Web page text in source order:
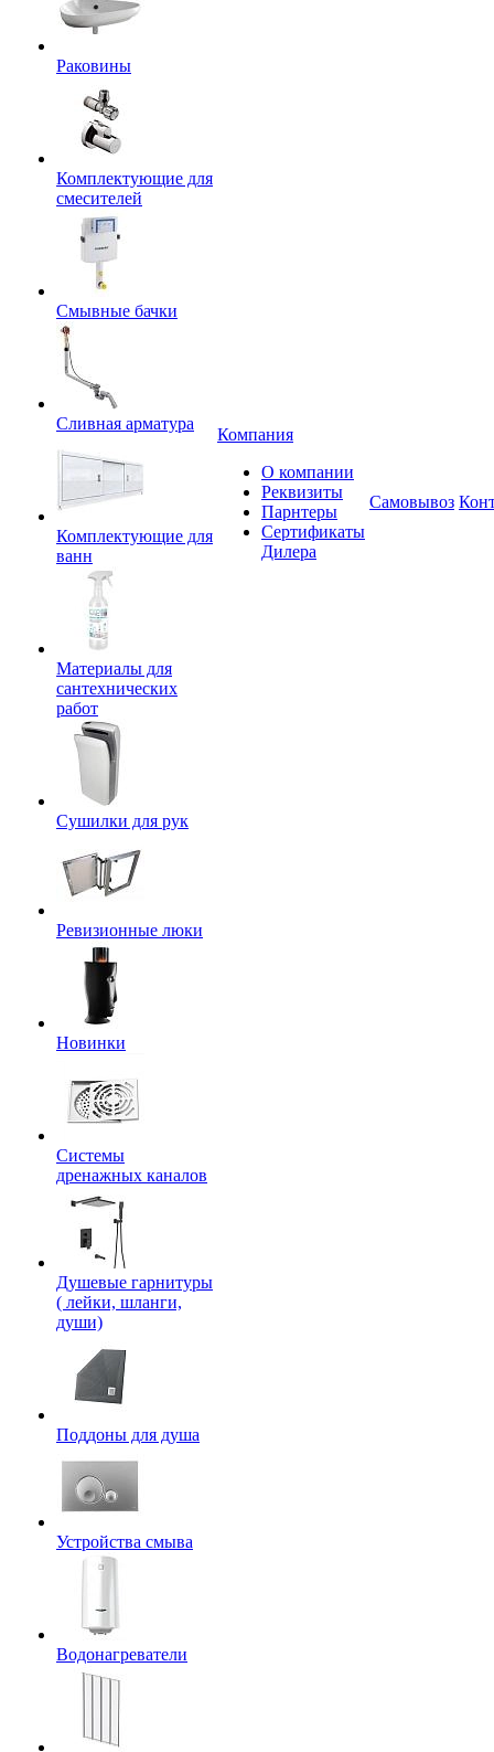
Раковины
Комплектующие для
смесителей
Смывные бачки
Сливная арматура
Комплектующие для
ванн
Материалы для
сантехнических
работ
Сушилки для рук
Ревизионные люки
Новинки
Системы
дренажных каналов
Душевые гарнитуры
( лейки, шланги,
души)
Поддоны для душа
Устройства смыва
Водонагреватели
Компания
О компании
Реквизиты
Парнтеры
Сертификаты
Дилера
Самовывоз